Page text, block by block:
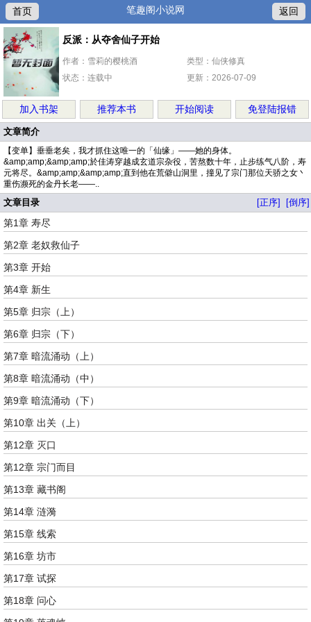
首页 笔趣阁小说网 返回
反派：从夺舍仙子开始
作者：雪莉的樱桃酒
类型：仙侠修真
状态：连载中
更新：2026-07-09
加入书架 推荐本书 开始阅读 免登陆报错
文章简介
【变单】垂垂老矣，我才抓住这唯一的「仙缘」——她的身体。
&amp;amp;&amp;amp;於佳涛穿越成玄道宗杂役，苦熬数十年，止步练气八阶，寿
元将尽。&amp;amp;&amp;amp;直到他在荒僻山洞里，撞见了宗门那位天骄之女丶
重伤濒死的金丹长老——..
文章目录 [正序] [倒序]
第1章 寿尽
第2章 老奴救仙子
第3章 开始
第4章 新生
第5章 归宗（上）
第6章 归宗（下）
第7章 暗流涌动（上）
第8章 暗流涌动（中）
第9章 暗流涌动（下）
第10章 出关（上）
第12章 灭口
第12章 宗门而目
第13章 藏书阁
第14章 涟漪
第15章 线索
第16章 坊市
第17章 试探
第18章 问心